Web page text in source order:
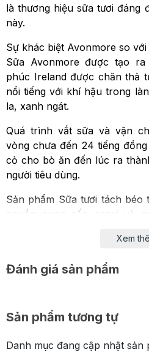
là thương hiệu sữa tươi đáng
này.
Sự khác biệt Avonmore so
Sữa Avonmore được tạo
phúc Ireland được chăn thả
nổi tiếng với khí hậu trong
la, xanh ngát.
Quá trình vắt sữa và vận
vòng chưa đến 24 tiếng
cỏ cho bò ăn đến lúc ra
người tiêu dùng.
Sản phẩm Sữa tươi tách béo
nguồn cung cấp canxi và
Xem
Đánh giá sản phẩm
Sản phẩm tương tự
Danh mục đang cập nhật sản